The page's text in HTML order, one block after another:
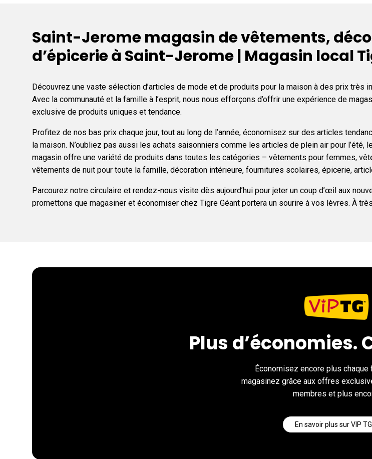
Saint-Jerome magasin de vêtements,
d’épicerie à Saint-Jerome | Magasin local
Découvrez une vaste sélection d’articles de mode et de produits pour la maison à des prix très
Avec la communauté et la famille à l’esprit, nous nous efforçons d’offrir une expérience de
exclusive de produits uniques et tendance.
Profitez de nos bas prix chaque jour, tout au long de l’année, économisez sur des articles
la maison. N’oubliez pas aussi les achats saisonniers comme les articles de plein air pour
magasin offre une variété de produits dans toutes les catégories – vêtements pour femmes,
vêtements de nuit pour toute la famille, décoration intérieure, fournitures scolaires, épicerie,
Parcourez notre circulaire et rendez-nous visite dès aujourd’hui pour jeter un coup d’œil aux
promettons que magasiner et économiser chez Tigre Géant portera un sourire à vos lèvres. À
Plus d’économies.
Économisez encore plus chaque
magasinez grâce aux offres
membres et plus
En savoir plus sur VIP